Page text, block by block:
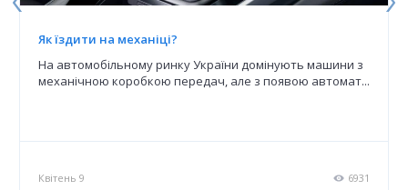
Як їздити на механіці?
На автомобільному ринку України домінують машини з
механічною коробкою передач, але з появою автомат...
Квітень 9 6931